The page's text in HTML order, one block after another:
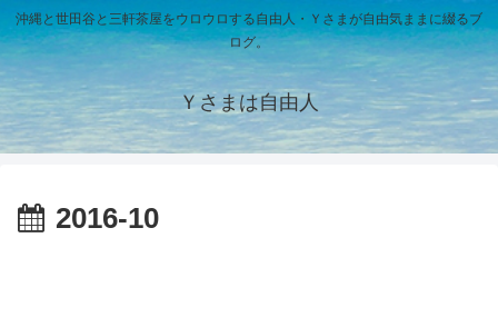
沖縄と世田谷と三軒茶屋をウロウロする自由人・Ｙさまが自由気ままに綴るブ
ログ。
Ｙさまは自由人
2016-10